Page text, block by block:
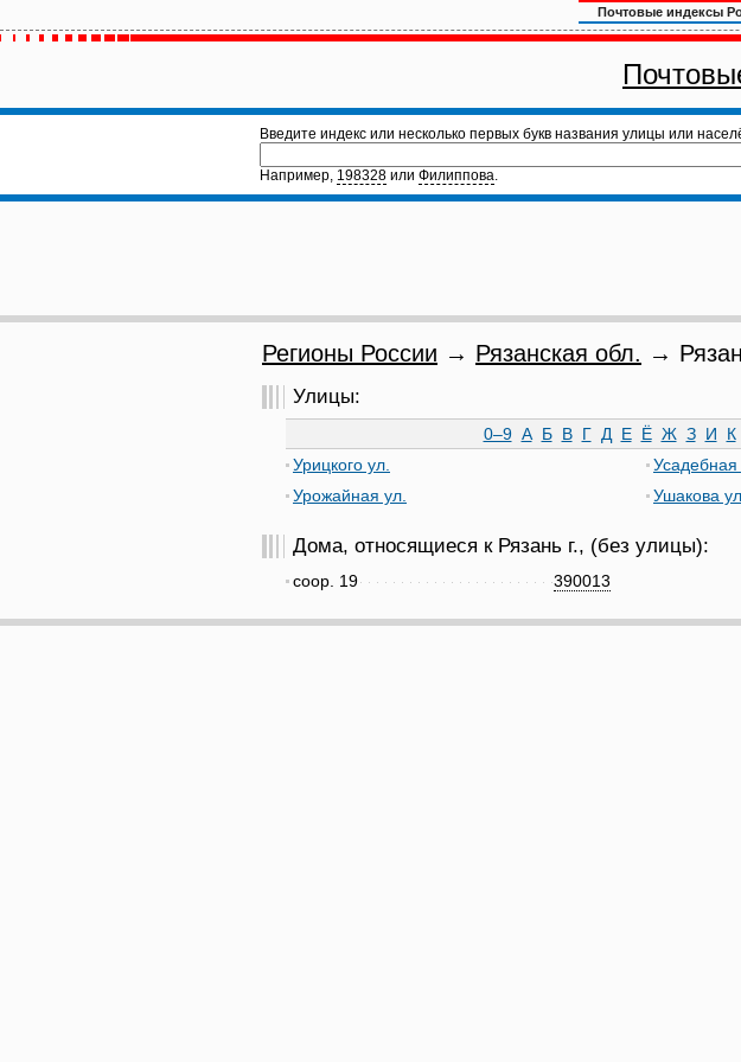
Почтовые индексы
Введите индекс или несколько первых букв названия улицы или
Например, 198328 или Филиппова.
Регионы России → Рязанская обл. →
Улицы:
0–9 А Б В Г Д Е Ё Ж З И К
Урицкого ул.
Урожайная ул.
Усадебная
Ушакова ул.
Дома, относящиеся к Рязань г., (без улицы):
390013
соор. 19